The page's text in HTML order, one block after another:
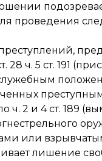
проведения
28 ч. 5 ст. 191
2 и 4 ст. 189
или
лишение